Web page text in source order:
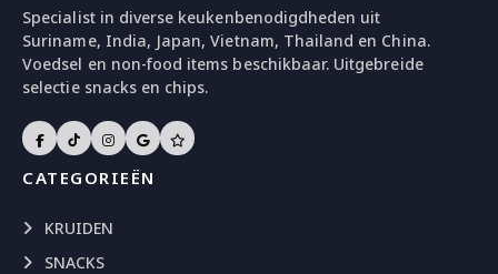
Specialist in diverse keukenbenodigdheden uit
Suriname, India, Japan, Vietnam, Thailand en China.
Voedsel en non-food items beschikbaar. Uitgebreide
selectie snacks en chips.
CATEGORIEËN
KRUIDEN
SNACKS